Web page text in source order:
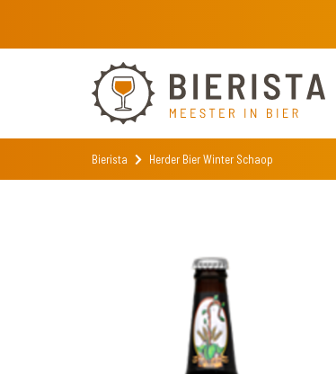
Bierista Herder Bier Winter Schaop